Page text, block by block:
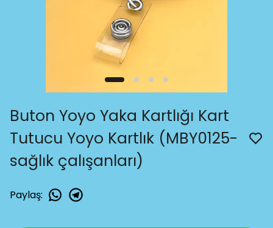
Buton Yoyo Yaka Kartlığı Kart
Tutucu Yoyo Kartlık (MBY0125-
sağlık çalışanları)
Paylaş: